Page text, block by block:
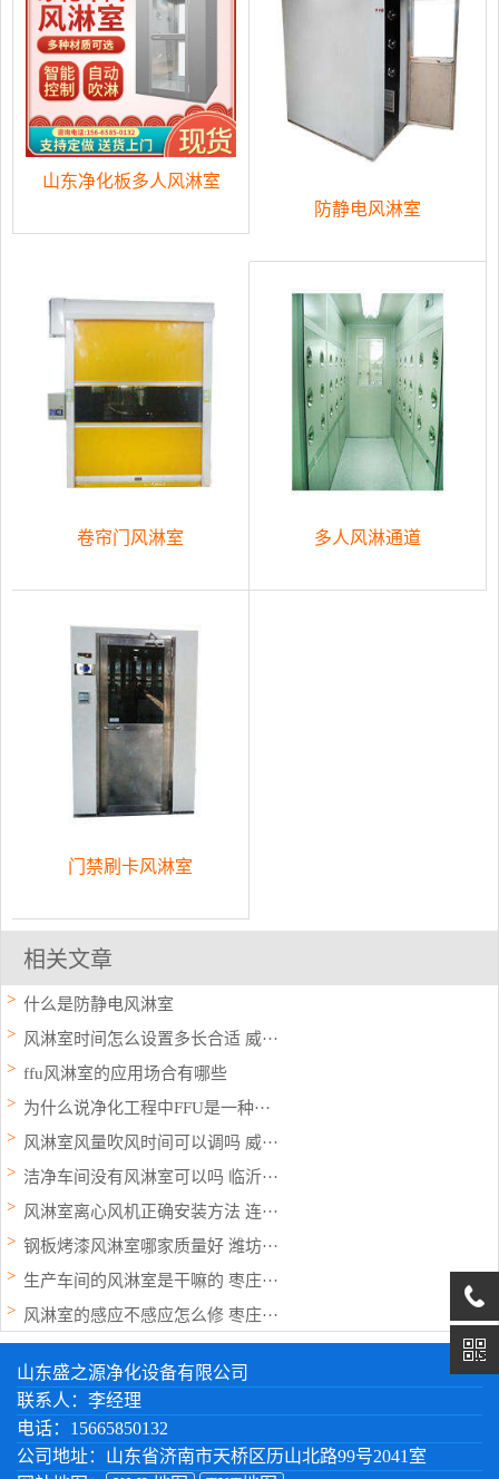
山东净化板多人风淋室
防静电风淋室
卷帘门风淋室 多人风淋通道
门禁刷卡风淋室
相关文章
什么是防静电风淋室
风淋室时间怎么设置多长合适 威···
ffu风淋室的应用场合有哪些
为什么说净化工程中FFU是一种···
风淋室风量吹风时间可以调吗 威···
洁净车间没有风淋室可以吗 临沂···
风淋室离心风机正确安装方法 连···
钢板烤漆风淋室哪家质量好 潍坊···
生产车间的风淋室是干嘛的 枣庄···
风淋室的感应不感应怎么修 枣庄···
山东盛之源净化设备有限公司
联系人：李经理
电话：15665850132
公司地址：山东省济南市天桥区历山北路99号2041室